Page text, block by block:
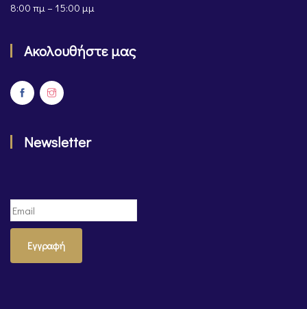
8:00 πμ – 15:00 μμ
Ακολουθήστε μας
Newsletter
Εγγραφή